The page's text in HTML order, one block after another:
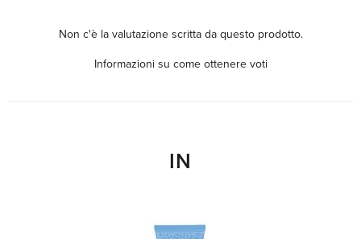
Non c'è la valutazione scritta da questo prodotto.
Informazioni su come ottenere voti
IN